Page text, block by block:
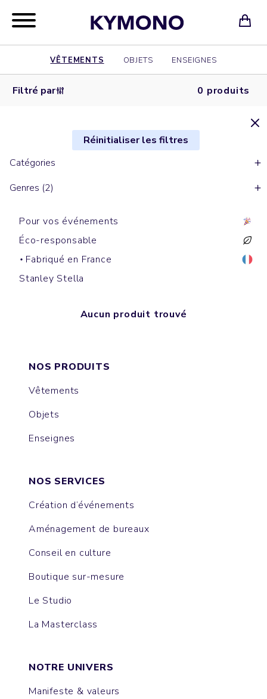
VÊTEMENTS OBJETS ENSEIGNES
Filtré par 0 produits
Réinitialiser les filtres
Catégories
Genres (2)
Pour vos événements
Éco-responsable
Fabriqué en France
Stanley Stella
Aucun produit trouvé
NOS PRODUITS
Vêtements
Objets
Enseignes
NOS SERVICES
Création d’événements
Aménagement de bureaux
Conseil en culture
Boutique sur-mesure
Le Studio
La Masterclass
NOTRE UNIVERS
Manifeste & valeurs